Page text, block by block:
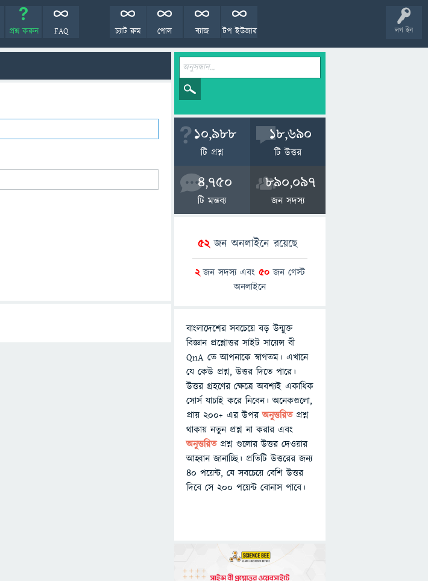
লগ ইন
প্রশ্ন করুন FAQ টপ ইউজার
ব্যাজ
পোল
চ্যাট রুম
10,988
টি প্রশ্ন
18,690
টি উত্তর
4,750
টি মন্তব্য
890,097
জন সদস্য
52জন অনলাইনে রয়েছে
2জন সদস্য এবং 50 জন গেস্ট
অনলাইনে
বাংলাদেশের সবচেয়ে বড় উন্মুক্ত
বিজ্ঞান প্রশ্নোত্তর সাইট সায়েন্স বী
QnA তে আপনাকে স্বাগতম। এখানে
যে কেউ প্রশ্ন, উত্তর দিতে পারে।
উত্তর গ্রহণের ক্ষেত্রে অবশ্যই একাধিক
সোর্স যাচাই করে নিবেন। অনেকগুলো,
প্রায় ২০০+ এর উপরঅনুত্তরিতপ্রশ্ন
থাকায় নতুন প্রশ্ন না করার এবং
অনুত্তরিত প্রশ্ন গুলোর উত্তর দেওয়ার
আহ্বান জানাচ্ছি। প্রতিটি উত্তরের জন্য
৪০ পয়েন্ট, যে সবচেয়ে বেশি উত্তর
দিবে সে ২০০ পয়েন্ট বোনাস পাবে।